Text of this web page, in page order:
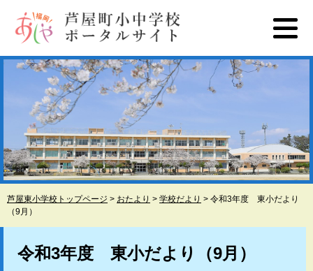
先を
文
へ
芦屋東小学校トップページ > おたより > 学校だより > 令和3年度 東小だより
（9月）
令和3年度 東小だより（9月）